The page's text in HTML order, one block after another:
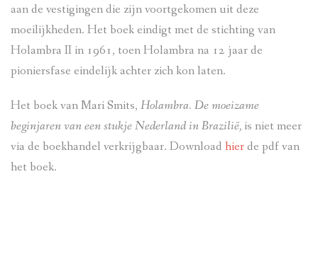
aan de vestigingen die zijn voortgekomen uit deze
moeilijkheden. Het boek eindigt met de stichting van
Holambra II in 1961, toen Holambra na 12 jaar de
pioniersfase eindelijk achter zich kon laten.
Het boek van Mari Smits, Holambra. De moeizame
beginjaren van een stukje Nederland in Brazilië, is niet meer
via de boekhandel verkrijgbaar. Download hierde pdf van
het boek.